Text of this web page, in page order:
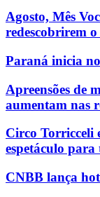
Agosto, Mês
redescobrirem
Paraná inicia
Apreensões de
aumentam nas
Circo Torricceli
espetáculo
CNBB lança